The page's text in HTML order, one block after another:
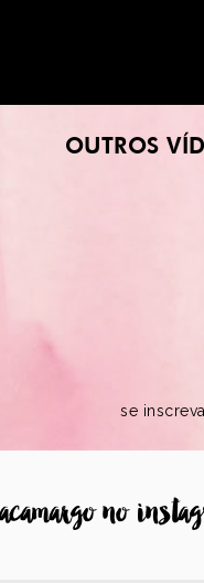
OUTROS
se
no